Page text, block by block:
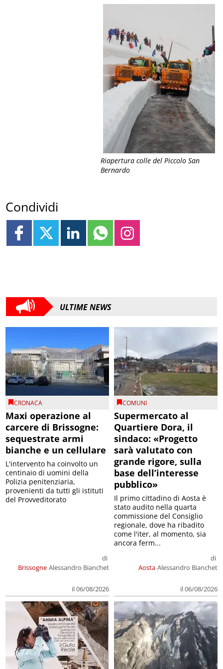
Riapertura colle del Piccolo San
Bernardo
Condividi
ULTIME NEWS
CRONACA
Maxi operazione al
carcere di Brissogne:
sequestrate armi
bianche e un cellulare
Brissogne
di
Alessandro Bianchet
il 06/08/2026
L'intervento ha coinvolto un
centinaio di uomini della
Polizia penitenziaria,
provenienti da tutti gli istituti
del Provveditorato
COMUNI
Supermercato al
Quartiere Dora, il
sindaco: «Progetto
sarà valutato con
grande rigore, sulla
base dell’interesse
pubblico»
Aosta
di
Alessandro Bianchet
il 06/08/2026
Il primo cittadino di Aosta è
stato audito nella quarta
commissione del Consiglio
regionale, dove ha ribadito
come l'iter, al momento, sia
ancora ferm...